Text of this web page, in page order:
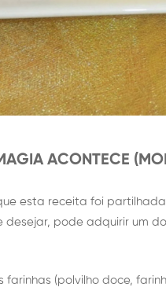
ACONTECE
esta receita foi
pode adquirir um
farinhas (polvilho doce,